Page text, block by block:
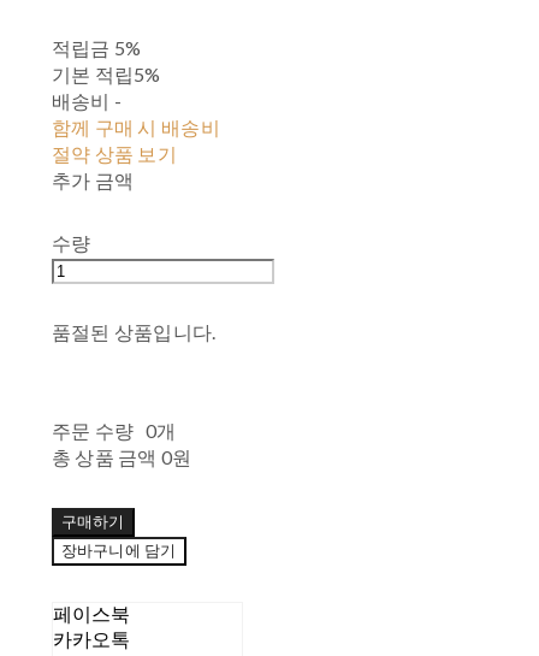
적립금 5%
기본 적립5%
배송비 -
함께 구매 시 배송비
절약 상품 보기
추가 금액
수량
품절된 상품입니다.
주문 수량 0개
총 상품 금액 0원
구매하기
장바구니에 담기
페이스북
카카오톡